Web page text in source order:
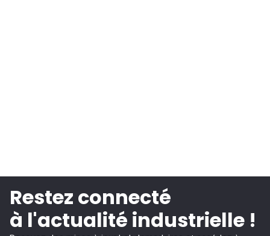
Restez connecté
à l'actualité industrielle !